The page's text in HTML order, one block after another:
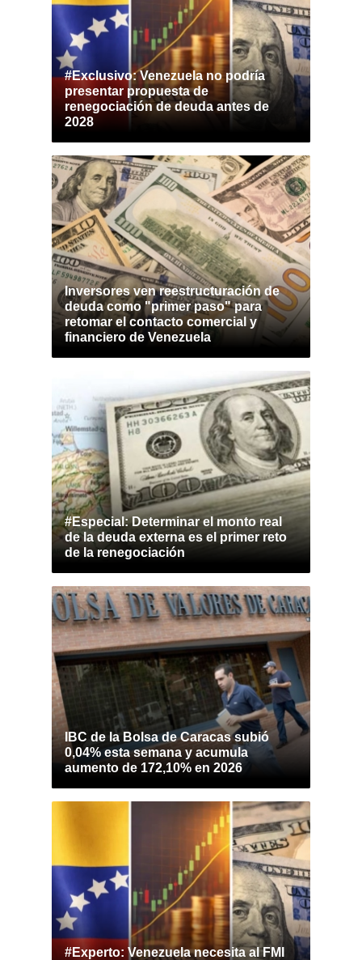
#Exclusivo: Venezuela no podría
presentar propuesta de
renegociación de deuda antes de
2028
Inversores ven reestructuración de
deuda como "primer paso" para
retomar el contacto comercial y
financiero de Venezuela
#Especial: Determinar el monto real
de la deuda externa es el primer reto
de la renegociación
IBC de la Bolsa de Caracas subió
0,04% esta semana y acumula
aumento de 172,10% en 2026
#Experto: Venezuela necesita al FMI